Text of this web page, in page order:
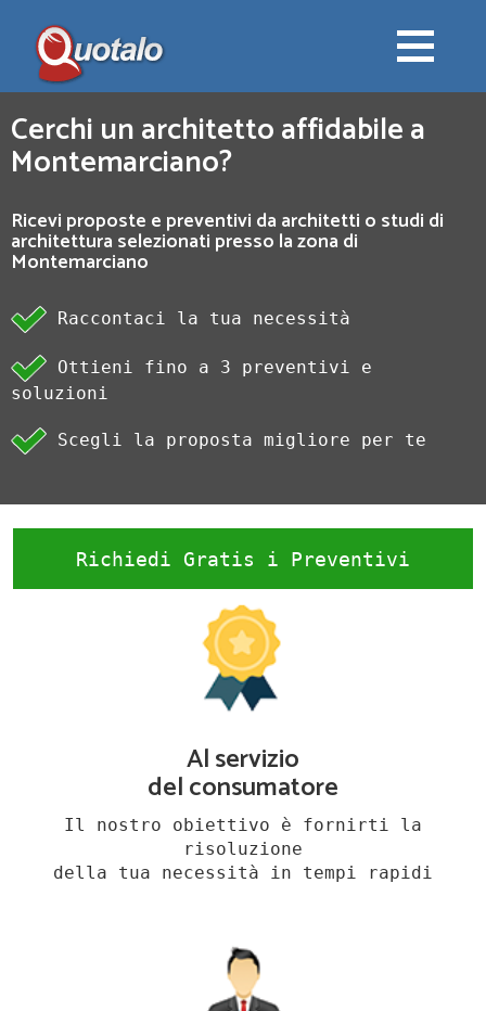
Cerchi un architetto affidabile a
Montemarciano?
Ricevi proposte e preventivi da architetti o studi di
architettura selezionati presso la zona di
Montemarciano
Raccontaci la tua necessità
Ottieni fino a 3 preventivi e
soluzioni
Scegli la proposta migliore per te
Richiedi Gratis i Preventivi
Al servizio
del consumatore
Il nostro obiettivo è fornirti la
risoluzione
della tua necessità in tempi rapidi